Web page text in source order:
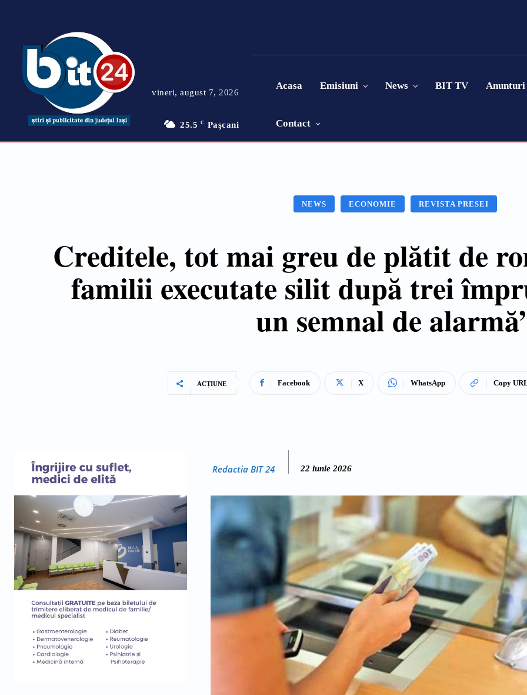
vineri, august 7, 2026
25.5 C Paşcani
Acasa Emisiuni News BIT TV Anunturi
Contact
NEWS ECONOMIE REVISTA PRESEI
Creditele, tot mai greu de plătit de
familii executate silit după trei
un semnal de
ACȚIUNE Facebook X WhatsApp Copy
Redactia BIT 24 22 iunie 2026